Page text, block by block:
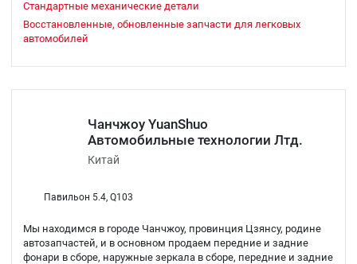
Стандартные механические детали
Восстановленные, обновленные запчасти для легковых
автомобилей
Чанчжоу YuanShuo
Автомобильные технологии Лтд.
Китай
Павильон 5.4, Q103
Мы находимся в городе Чанчжоу, провинция Цзянсу, родине
автозапчастей, и в основном продаем передние и задние
фонари в сборе, наружные зеркала в сборе, передние и задние